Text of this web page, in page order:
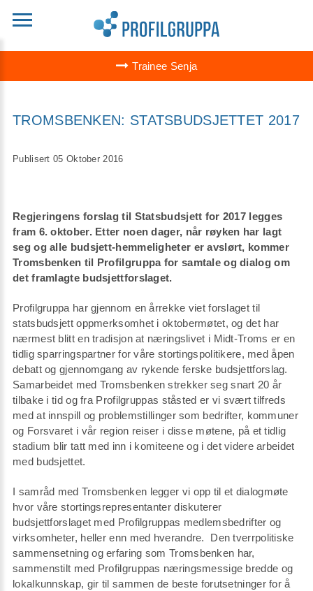
Trainee Senja
TROMSBENKEN: STATSBUDSJETTET 2017
Publisert 05 Oktober 2016
Regjeringens forslag til Statsbudsjett for 2017 legges
fram 6. oktober. Etter noen dager, når røyken har lagt
seg og alle budsjett-hemmeligheter er avslørt, kommer
Tromsbenken til Profilgruppa for samtale og dialog om
det framlagte budsjettforslaget.
Profilgruppa har gjennom en årrekke viet forslaget til
statsbudsjett oppmerksomhet i oktobermøtet, og det har
nærmest blitt en tradisjon at næringslivet i Midt-Troms er en
tidlig sparringspartner for våre stortingspolitikere, med åpen
debatt og gjennomgang av rykende ferske budsjettforslag.
Samarbeidet med Tromsbenken strekker seg snart 20 år
tilbake i tid og fra Profilgruppas ståsted er vi svært tilfreds
med at innspill og problemstillinger som bedrifter, kommuner
og Forsvaret i vår region reiser i disse møtene, på et tidlig
stadium blir tatt med inn i komiteene og i det videre arbeidet
med budsjettet.
I samråd med Tromsbenken legger vi opp til et dialogmøte
hvor våre stortingsrepresentanter diskuterer
budsjettforslaget med Profilgruppas medlemsbedrifter og
virksomheter, heller enn med hverandre. Den tverrpolitiske
sammensetning og erfaring som Tromsbenken har,
sammenstilt med Profilgruppas næringsmessige bredde og
lokalkunnskap, gir til sammen de beste forutsetninger for å